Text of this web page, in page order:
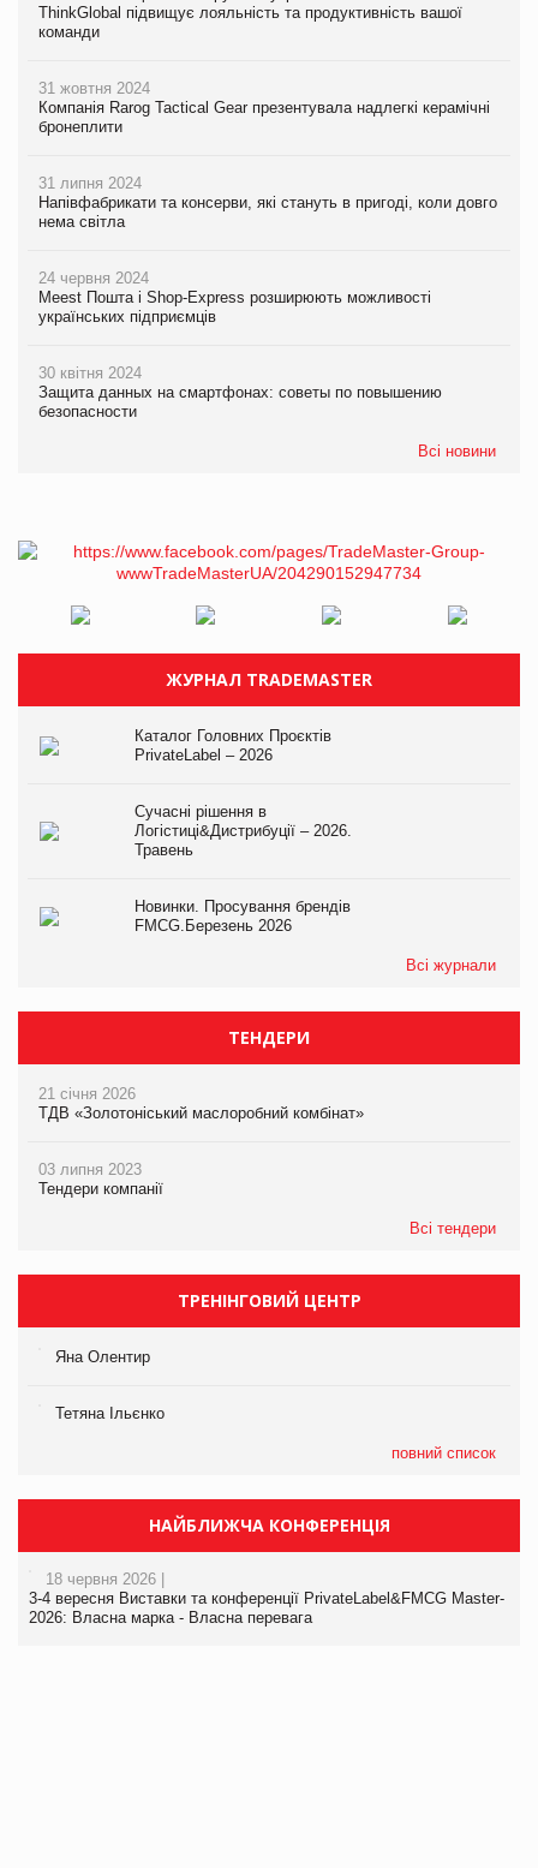
ThinkGlobal підвищує лояльність та продуктивність вашої
команди
31 жовтня 2024
Компанія Rarog Tactical Gear презентувала надлегкі керамічні
бронеплити
31 липня 2024
Напівфабрикати та консерви, які стануть в пригоді, коли довго
нема світла
24 червня 2024
Meest Пошта і Shop-Express розширюють можливості
українських підприємців
30 квітня 2024
Защита данных на смартфонах: советы по повышению
безопасности
Всі новини
ЖУРНАЛ TRADEMASTER
Каталог Головних Проєктів
PrivateLabel – 2026
Сучасні рішення в
Логістиці&Дистрибуції – 2026.
Травень
Новинки. Просування брендів
FMCG.Березень 2026
Всі журнали
ТЕНДЕРИ
21 січня 2026
ТДВ «Золотоніський маслоробний комбінат»
03 липня 2023
Тендери компанії
Всі тендери
ТРЕНІНГОВИЙ ЦЕНТР
Яна Олентир
Тетяна Ільєнко
повний список
НАЙБЛИЖЧА КОНФЕРЕНЦІЯ
18 червня 2026 |
3-4 вересня Виставки та конференції PrivateLabel&FMCG Master-
2026: Власна марка - Власна перевага